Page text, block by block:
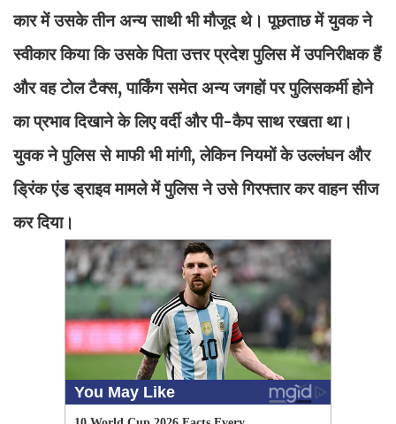
कार में उसके तीन अन्य साथी भी मौजूद थे। पूछताछ में युवक ने
स्वीकार किया कि उसके पिता उत्तर प्रदेश पुलिस में उपनिरीक्षक हैं
और वह टोल टैक्स, पार्किंग समेत अन्य जगहों पर पुलिसकर्मी होने
का प्रभाव दिखाने के लिए वर्दी और पी-कैप साथ रखता था।
युवक ने पुलिस से माफी भी मांगी, लेकिन नियमों के उल्लंघन और
ड्रिंक एंड ड्राइव मामले में पुलिस ने उसे गिरफ्तार कर वाहन सीज
कर दिया।